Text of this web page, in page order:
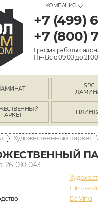
КОМПАНИЯ
+7 (499)
+7 (800)
График работы
Пн-Вс с 09:00 до 21:00
SPC
ПАРКЕТ
Художественный паркет
26-010-043
Щитовой
Da Vinci